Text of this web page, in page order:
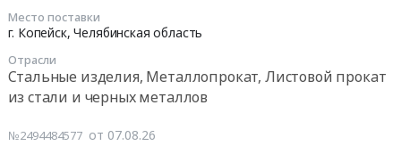
Место поставки
г. Копейск,Челябинская область
Отрасли
Стальные изделия, Металлопрокат, Листовой прокат
из стали и черных металлов
№2494484577 от 07.08.26